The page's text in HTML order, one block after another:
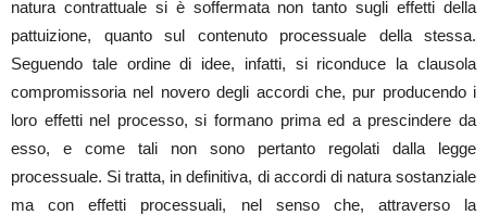
natura contrattuale si è soffermata non tanto sugli effetti della
pattuizione, quanto sul contenuto processuale della stessa.
Seguendo tale ordine di idee, infatti, si riconduce la clausola
compromissoria nel novero degli accordi che, pur producendo i
loro effetti nel processo, si formano prima ed a prescindere da
esso, e come tali non sono pertanto regolati dalla legge
processuale. Si tratta, in definitiva, di accordi di natura sostanziale
ma con effetti processuali, nel senso che, attraverso la